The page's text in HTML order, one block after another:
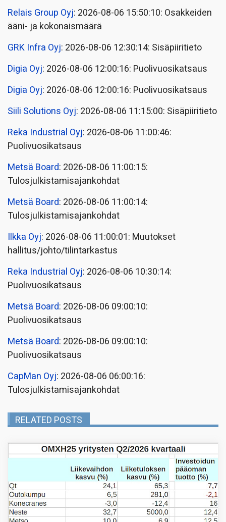
Relais Group Oyj: 2026-08-06 15:50:10: Osakkeiden
ääni- ja kokonaismäärä
GRK Infra Oyj: 2026-08-06 12:30:14: Sisäpiiritieto
Digia Oyj: 2026-08-06 12:00:16: Puolivuosikatsaus
Digia Oyj: 2026-08-06 12:00:16: Puolivuosikatsaus
Siili Solutions Oyj: 2026-08-06 11:15:00: Sisäpiiritieto
Reka Industrial Oyj: 2026-08-06 11:00:46:
Puolivuosikatsaus
Metsä Board: 2026-08-06 11:00:15:
Tulosjulkistamisajankohdat
Metsä Board: 2026-08-06 11:00:14:
Tulosjulkistamisajankohdat
Ilkka Oyj: 2026-08-06 11:00:01: Muutokset
hallitus/johto/tilintarkastus
Reka Industrial Oyj: 2026-08-06 10:30:14:
Puolivuosikatsaus
Metsä Board: 2026-08-06 09:00:10:
Puolivuosikatsaus
Metsä Board: 2026-08-06 09:00:10:
Puolivuosikatsaus
CapMan Oyj: 2026-08-06 06:00:16:
Tulosjulkistamisajankohdat
RELATED POSTS